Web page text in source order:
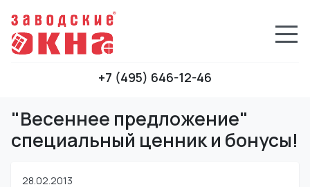
+7 (495) 646-12-46
"Весеннее предложение"
специальный ценник и бонусы!
28.02.2013